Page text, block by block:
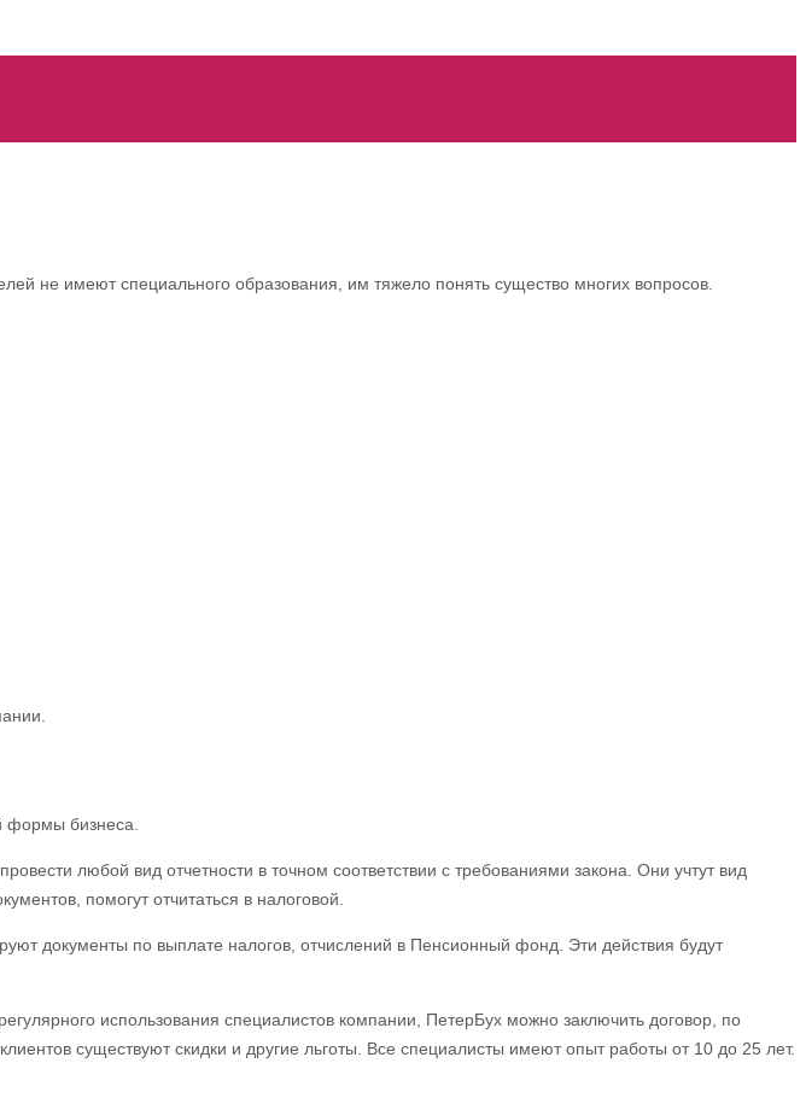
не имеют специального образования, им тяжело понять существо многих вопросов.
формы бизнеса.
любой вид отчетности в точном соответствии с требованиями закона. Они учтут вид
помогут отчитаться в налоговой.
документы по выплате налогов, отчислений в Пенсионный фонд. Эти действия будут
использования специалистов компании, ПетерБух можно заключить договор, по
существуют скидки и другие льготы. Все специалисты имеют опыт работы от 10 до 25 лет.